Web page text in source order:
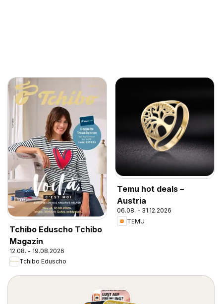
Tchibo Eduscho Tchibo
Magazin
12.08. - 19.08.2026
Tchibo Eduscho
Temu hot deals –
Austria
06.08. - 31.12.2026
TEMU